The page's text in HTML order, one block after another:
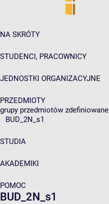
NA SKRÓTY
STUDENCI, PRACOWNICY
JEDNOSTKI ORGANIZACYJNE
PRZEDMIOTY
grupy przedmiotów
BUD_2N_s1
STUDIA
AKADEMIKI
POMOC
BUD_2N_s1